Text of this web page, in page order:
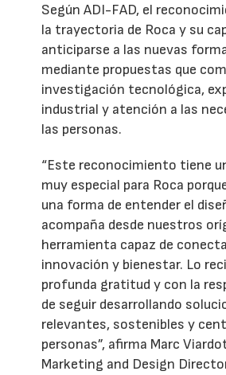
Según ADI-FAD, el
la trayectoria de Roca y su
anticiparse a las nuevas
mediante propuestas que
investigación tecnológica,
industrial y atención a las
las personas.
“Este reconocimiento tiene
muy especial para Roca
una forma de entender el
acompaña desde nuestros
herramienta capaz de
innovación y bienestar. Lo
profunda gratitud y con la
de seguir desarrollando
relevantes, sostenibles y
personas”, afirma Marc
Marketing and Design